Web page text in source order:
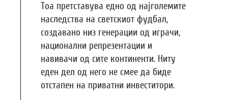
Тоа претставува едно од најголемите
наследства на светскиот фудбал,
создавано низ генерации од играчи,
национални репрезентации и
навивачи од сите континенти. Ниту
еден дел од него не смее да биде
отстапен на приватни инвеститори.